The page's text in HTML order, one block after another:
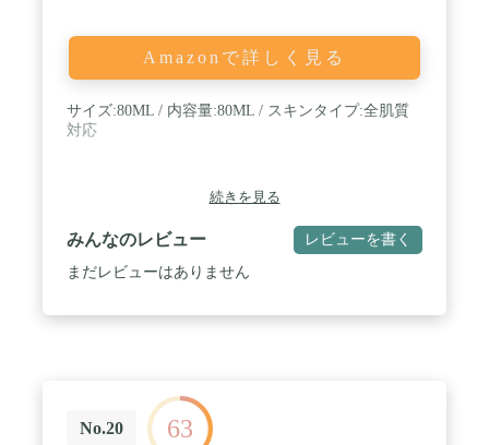
Amazonで詳しく見る
サイズ:80ML / 内容量:80ML / スキンタイプ:全肌質
対応
続きを見る
みんなのレビュー レビューを書く
まだレビューはありません
No.20 63